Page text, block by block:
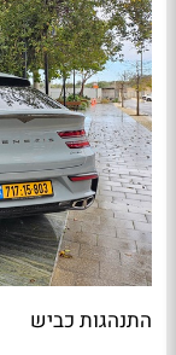
התנהגות כביש